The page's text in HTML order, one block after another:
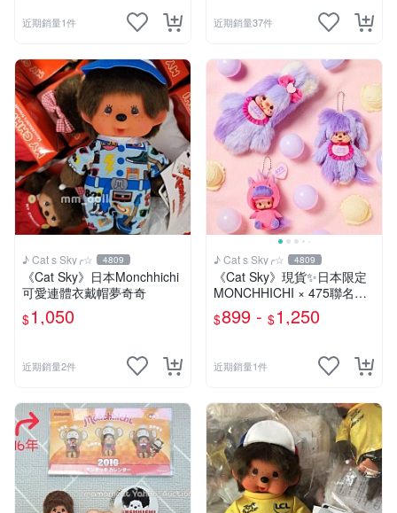
近期銷量1件 近期銷量37件
♪ Cat s Sky╭☆ 4809
《Cat Sky》日本Monchhichi
可愛連體衣戴帽夢奇奇
$1,050
近期銷量2件
♪ Cat s Sky╭☆ 4809
《Cat Sky》現貨✨️日本限定
MONCHHICHI × 475聯名款
夢奇奇
$899 - $1,250
近期銷量1件